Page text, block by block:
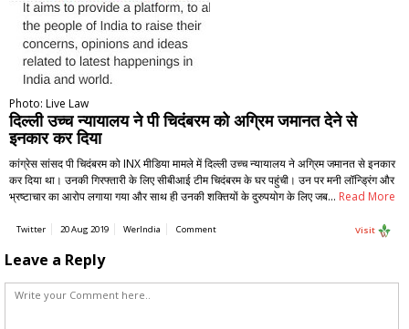
Photo: Live Law
दिल्ली उच्च न्यायालय ने पी चिदंबरम को अग्रिम जमानत देने से
इनकार कर दिया
कांग्रेस सांसद पी चिदंबरम को INX मीडिया मामले में दिल्ली उच्च न्यायालय ने अग्रिम जमानत से इनकार
कर दिया था। उनकी गिरफ्तारी के लिए सीबीआई टीम चिदंबरम के घर पहुंची। उन पर मनी लॉन्ड्रिंग और
भ्रष्टाचार का आरोप लगाया गया और साथ ही उनकी शक्तियों के दुरुपयोग के लिए जब… Read More
Twitter 20 Aug 2019 WerIndia Comment Visit
Leave a Reply